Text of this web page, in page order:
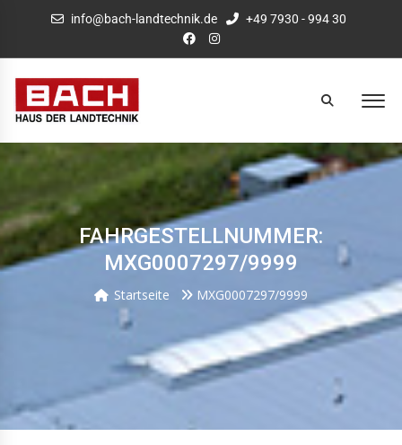
info@bach-landtechnik.de +49 7930 - 994 30
FAHRGESTELLNUMMER:
MXG0007297/9999
Startseite MXG0007297/9999